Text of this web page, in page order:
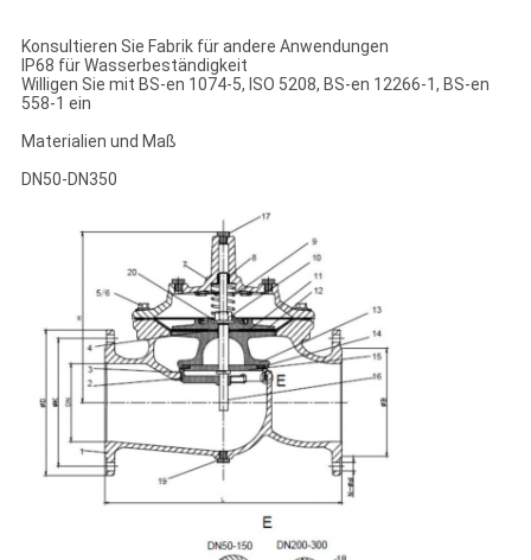
Konsultieren Sie Fabrik für andere Anwendungen
IP68 für Wasserbeständigkeit
Willigen Sie mit BS-en 1074-5, ISO 5208, BS-en 12266-1, BS-en
558-1 ein
Materialien und Maß
DN50-DN350